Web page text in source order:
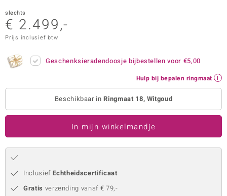
slechts
€ 2.499,-
Prijs inclusief btw
Geschenksieradendoosje bijbestellen voor €5,00
Hulp bij bepalen ringmaat
Beschikbaar inRingmaat 18, Witgoud
In mijn winkelmandje
Inclusief Echtheidscertificaat
Gratis verzending vanaf € 79,-